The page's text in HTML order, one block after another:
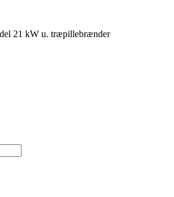
21 kW u. træpillebrænder